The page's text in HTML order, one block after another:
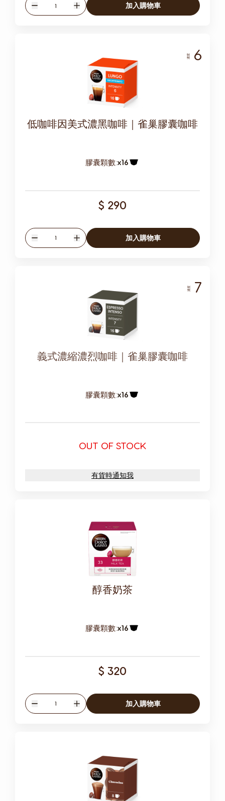
數量
增加
加入購物車
濃度 6
低咖啡因美式濃黑咖啡｜雀巢膠囊咖啡
膠囊顆數:x16
$ 290
數量
增加
加入購物車
濃度 7
義式濃縮濃烈咖啡｜雀巢膠囊咖啡
膠囊顆數:x16
OUT OF STOCK
有貨時通知我
醇香奶茶
膠囊顆數:x16
$ 320
數量
增加
加入購物車